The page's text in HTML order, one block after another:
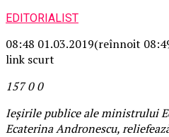
EDITORIALIST
08:48 01.03.2019(reînnoit
link scurt
15700
Ieșirile publice ale ministrului
Ecaterina Andronescu,